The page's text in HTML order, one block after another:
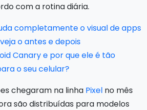
com a rotina diária.
completamente o visual de apps
o antes e depois
Canary e por que ele é tão
o seu celular?
chegaram na linha Pixel no mês
são distribuídas para modelos